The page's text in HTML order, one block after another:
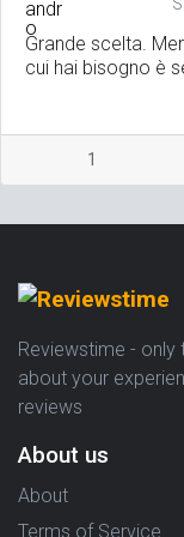
Grande scelta.
cui hai bisogno è
1
Reviewstime -
about your
reviews
About us
About
Terms of Service